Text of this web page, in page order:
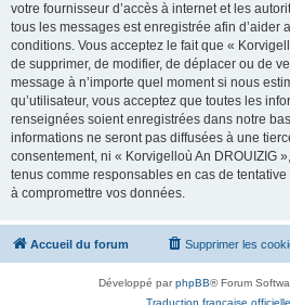
votre fournisseur d’accès à internet et les
tous les messages est enregistrée afin d’aider
conditions. Vous acceptez le fait que «
de supprimer, de modifier, de déplacer ou de
message à n’importe quel moment si nous
qu’utilisateur, vous acceptez que toutes les
renseignées soient enregistrées dans notre
informations ne seront pas diffusées à une
consentement, ni « Korvigelloù An DROUIZIG
tenus comme responsables en cas de
à compromettre vos données.
Accueil du forum Supprimer les
Développé parphpBB® Forum
Traduction française officielle